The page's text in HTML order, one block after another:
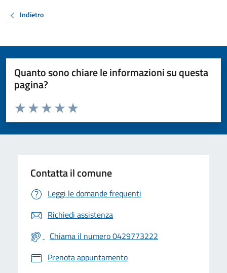
Indietro
Quanto sono chiare le informazioni su questa
pagina?
Valuta da 1 a 5 stelle la pagina
Valuta 5 stelle su 5
Valuta 4 stelle su 5
Valuta 3 stelle su 5
Valuta 2 stelle su 5
Valuta 1 stelle su 5
Contatta il comune
Leggi le domande frequenti
Richiedi assistenza
Chiama il numero 0429773222
Prenota appuntamento